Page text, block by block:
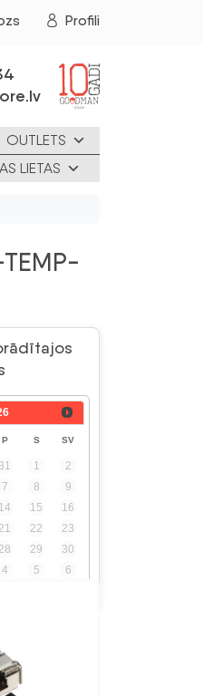
Profili
OUTLETS
LIETAS
P S SV
31 1
2
7 8
9
14 15
16
21 22
23
28 29
30
4 5 6